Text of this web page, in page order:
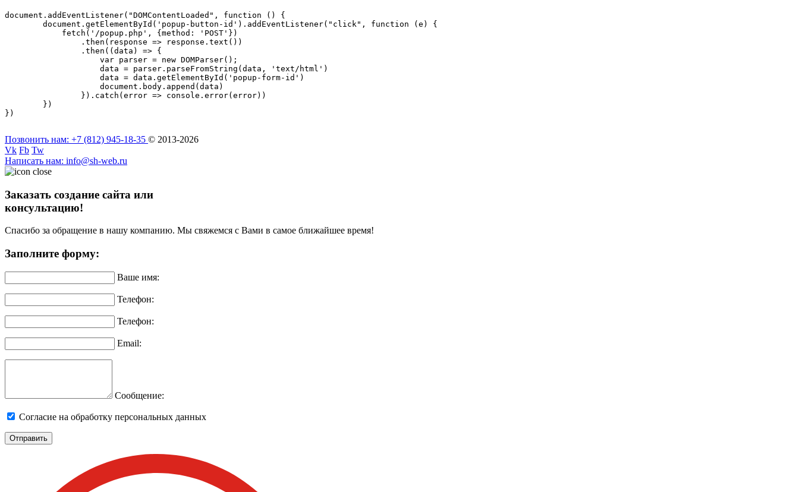
document.addEventListener("DOMContentLoaded", function () {
        document.getElementById('popup-button-id').addEventListener("click", function (e) {
            fetch('/popup.php', {method: 'POST'})
                .then(response => response.text())
                .then((data) => {
                    var parser = new DOMParser();
                    data = parser.parseFromString(data, 'text/html')
                    data = data.getElementById('popup-form-id')
                    document.body.append(data)
                }).catch(error => console.error(error))
        })
Позвонить нам: +7 (812) 945-18-35 © 2013-2026
Vk Fb Tw
Написать нам: info@sh-web.ru
Заказать создание сайта или
консультацию!
Спасибо за обращение в нашу компанию. Мы свяжемся с Вами в самое ближайшее время!
Заполните форму:
Ваше имя:
Телефон:
Телефон:
Email:
Сообщение:
Согласие на обработку персональных данных
Отправить